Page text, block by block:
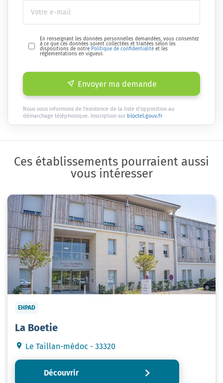
En renseignant les données personnelles demandées, vous consentez
à ce que ces données soient collectées et traitées selon les
dispositions de notre Politique de confidentialité et les
réglementations en vigueur.
Envoyer ma demande
Nous vous informons de l'existence de la liste d'opposition au
démarchage téléphonique. Inscription sur bloctel.gouv.fr
Ces établissements pourraient aussi
vous intéresser
EHPAD
La Boetie
Le Taillan-médoc - 33320
Découvrir